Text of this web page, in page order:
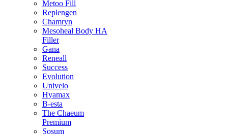
Metoo Fill
Replengen
Chamryn
Mesoheal Body HA
Filler
Gana
Reneall
Success
Evolution
Univelo
Hyamax
B-esta
The Chaeum
Premium
Sosum